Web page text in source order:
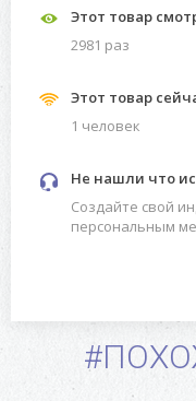
Этот товар
2981 раз
Этот товар
1 человек
Не нашли что
Создайте свой
персональным